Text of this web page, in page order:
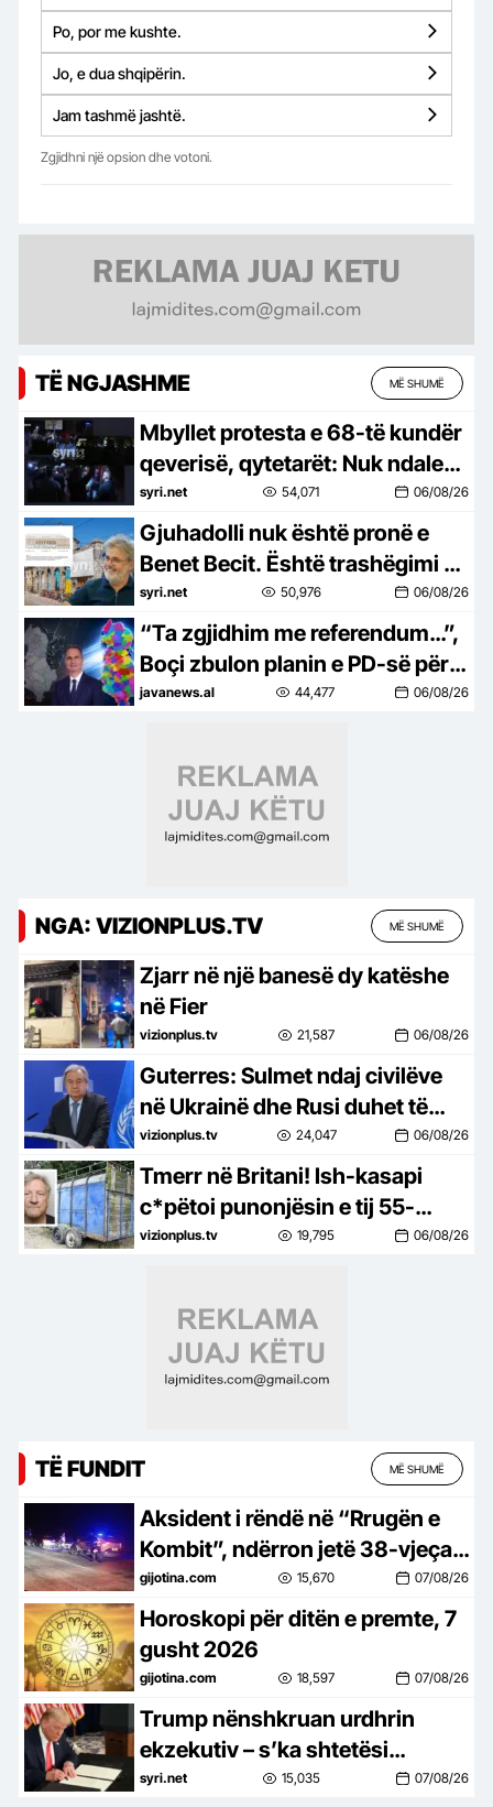
Po, por me kushte.
Jo, e dua shqipërin.
Jam tashmë jashtë.
Zgjidhni një opsion dhe votoni.
TË NGJASHME MË SHUMË
Mbyllet protesta e 68-të kundër
qeverisë, qytetarët: Nuk ndalemi
deri në largimin e Ramës
syri.net 54,071 06/08/26
Gjuhadolli nuk është pronë e
Benet Becit. Është trashëgimi e
Shkodrës
syri.net 50,976 06/08/26
“Ta zgjidhim me referendum…”,
Boçi zbulon planin e PD-së për
të penguar uljen e numrit të
javanews.al 44,477 06/08/26
NGA: VIZIONPLUS.TV MË SHUMË
Zjarr në një banesë dy katëshe
në Fier
vizionplus.tv 21,587 06/08/26
Guterres: Sulmet ndaj civilëve
në Ukrainë dhe Rusi duhet të
ndalen menjëherë
vizionplus.tv 24,047 06/08/26
Tmerr në Britani! Ish-kasapi
c*pëtoi punonjësin e tij 55-
vjeçar dhe e futi në një fuçi me
vizionplus.tv 19,795 06/08/26
TË FUNDIT MË SHUMË
Aksident i rëndë në “Rrugën e
Kombit”, ndërron jetë 38-vjeçari
nga Kosova
gijotina.com 15,670 07/08/26
Horoskopi për ditën e premte, 7
gusht 2026
gijotina.com 18,597 07/08/26
Trump nënshkruan urdhrin
ekzekutiv – s’ka shtetësi
amerikane përmes lindjes së
syri.net 15,035 07/08/26